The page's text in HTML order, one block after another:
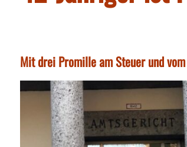
Mit drei Promille am Steuer und